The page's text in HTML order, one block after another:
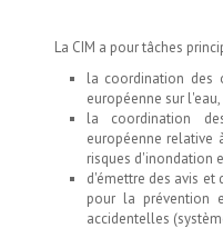
La CIM a pour tâches
la coordination des
européenne sur l'eau,
la coordination
européenne
risques d'inondation
d'émettre des avis et
pour la prévention
accidentelles